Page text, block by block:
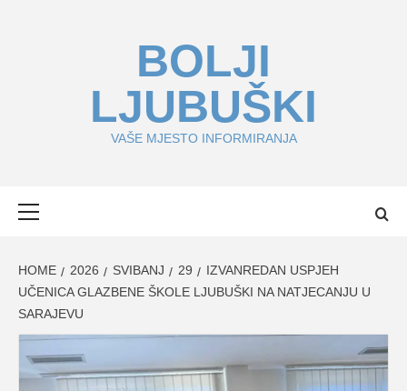
BOLJI
LJUBUŠKI
VAŠE MJESTO INFORMIRANJA
HOME 2026 SVIBANJ 29
IZVANREDAN USPJEH
UČENICA GLAZBENE ŠKOLE LJUBUŠKI NA NATJECANJU U
SARAJEVU